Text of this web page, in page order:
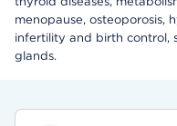
menopause, osteoporosis,
infertility and birth control,
glands.